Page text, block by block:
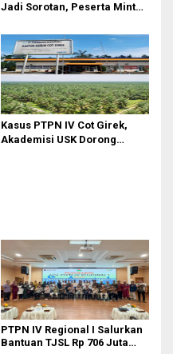
Jadi Sorotan, Peserta Minta
Assessment
Kasus PTPN IV Cot Girek,
Akademisi USK Dorong
PTPN IV Regional I Salurkan
Bantuan TJSL Rp 706 Juta